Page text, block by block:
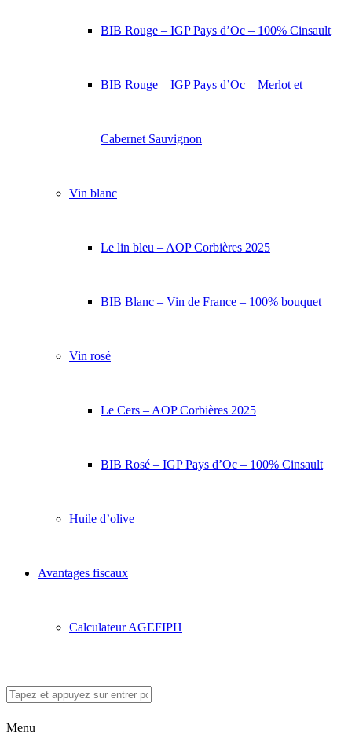
BIB Rouge – IGP Pays d’Oc – 100% Cinsault
BIB Rouge – IGP Pays d’Oc – Merlot et
Cabernet Sauvignon
Vin blanc
Le lin bleu – AOP Corbières 2025
BIB Blanc – Vin de France – 100% bouquet
Vin rosé
Le Cers – AOP Corbières 2025
BIB Rosé – IGP Pays d’Oc – 100% Cinsault
Huile d’olive
Avantages fiscaux
Calculateur AGEFIPH
Menu